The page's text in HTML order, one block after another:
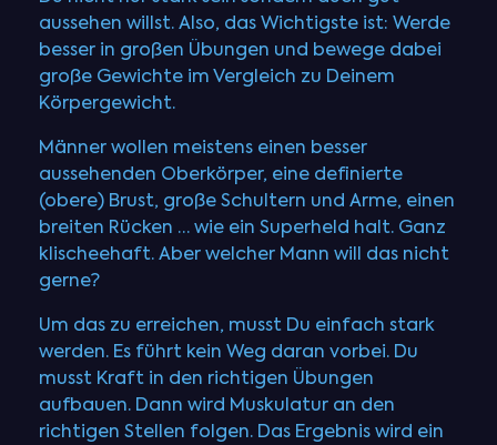
aussehen willst. Also, das Wichtigste ist: Werde
besser in großen Übungen und bewege dabei
große Gewichte im Vergleich zu Deinem
Körpergewicht.
Männer wollen meistens einen besser
aussehenden Oberkörper, eine definierte
(obere) Brust, große Schultern und Arme, einen
breiten Rücken … wie ein Superheld halt. Ganz
klischeehaft. Aber welcher Mann will das nicht
gerne?
Um das zu erreichen, musst Du einfach stark
werden. Es führt kein Weg daran vorbei. Du
musst Kraft in den richtigen Übungen
aufbauen. Dann wird Muskulatur an den
richtigen Stellen folgen. Das Ergebnis wird ein